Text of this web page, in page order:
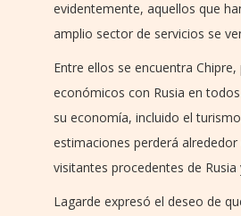
evidentemente, aquellos que
amplio sector de servicios se
Entre ellos se encuentra
económicos con Rusia en
su economía, incluido el
estimaciones perderá alrededor
visitantes procedentes de Rusia
Lagarde expresó el deseo de